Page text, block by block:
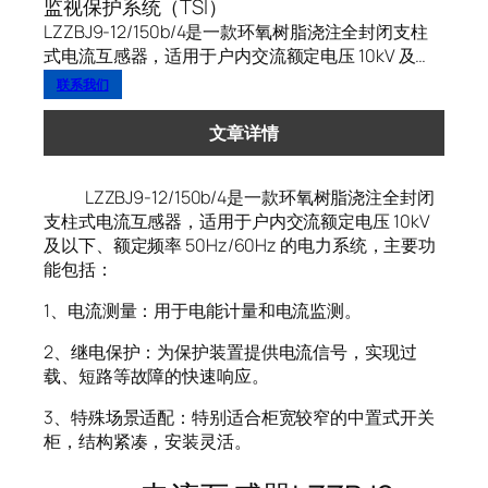
监视保护系统（TSI）
LZZBJ9-12/150b/4是一款环氧树脂浇注全封闭支柱
式电流互感器，适用于户内交流额定电压 10kV 及…
联系我们
文章详情
LZZBJ9-12/150b/4是一款环氧树脂浇注全封闭
支柱式电流互感器，适用于户内交流额定电压 10kV
及以下、额定频率 50Hz/60Hz 的电力系统，主要功
能包括：
1、电流测量：用于电能计量和电流监测。
2、继电保护：为保护装置提供电流信号，实现过
载、短路等故障的快速响应。
3、特殊场景适配：特别适合柜宽较窄的中置式开关
柜，结构紧凑，安装灵活。